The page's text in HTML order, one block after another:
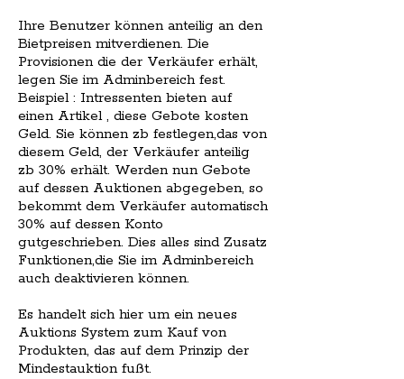
Ihre Benutzer können anteilig an den
Bietpreisen mitverdienen. Die
Provisionen die der Verkäufer erhält,
legen Sie im Adminbereich fest.
Beispiel : Intressenten bieten auf
einen Artikel , diese Gebote kosten
Geld. Sie können zb festlegen,das von
diesem Geld, der Verkäufer anteilig
zb 30% erhält. Werden nun Gebote
auf dessen Auktionen abgegeben, so
bekommt dem Verkäufer automatisch
30% auf dessen Konto
gutgeschrieben. Dies alles sind Zusatz
Funktionen,die Sie im Adminbereich
auch deaktivieren können.
Es handelt sich hier um ein neues
Auktions System zum Kauf von
Produkten, das auf dem Prinzip der
Mindestauktion fußt.